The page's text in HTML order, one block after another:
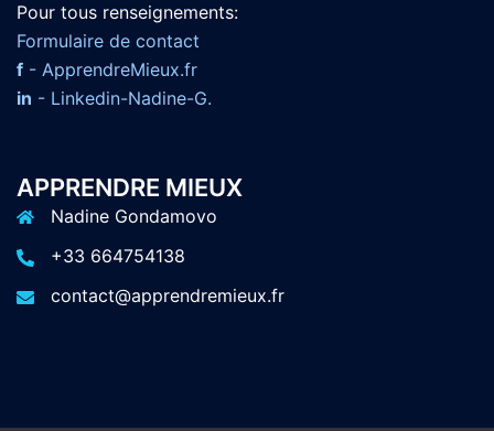
Pour tous renseignements:
Formulaire de contact
f - ApprendreMieux.fr
in - Linkedin-Nadine-G.
APPRENDRE MIEUX
Nadine Gondamovo
+33 664754138
contact@apprendremieux.fr